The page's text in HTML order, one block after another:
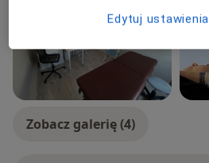
Zobacz galerię (4)
Edytuj ustawienia